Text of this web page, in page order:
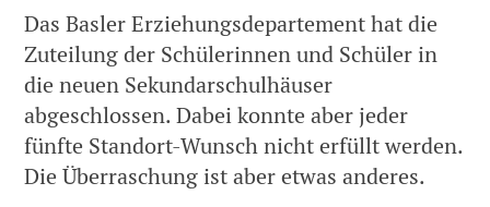
Das Basler Erziehungsdepartement hat die
Zuteilung der Schülerinnen und Schüler in
die neuen Sekundarschulhäuser
abgeschlossen. Dabei konnte aber jeder
fünfte Standort-Wunsch nicht erfüllt werden.
Die Überraschung ist aber etwas anderes.